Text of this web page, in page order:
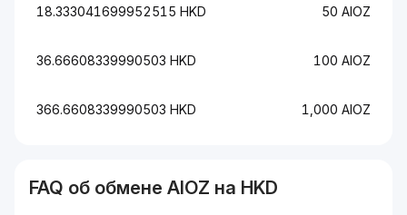
18.333041699952515 HKD 50 AIOZ
36.66608339990503 HKD 100 AIOZ
366.6608339990503 HKD 1,000 AIOZ
FAQ об обмене AIOZ на HKD